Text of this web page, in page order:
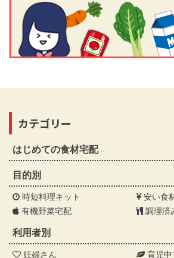
カテゴリー
はじめての食材宅配
目的別
時短料理キット
安い食
有機野菜宅配
調理済
利用者別
妊婦さん 育児中